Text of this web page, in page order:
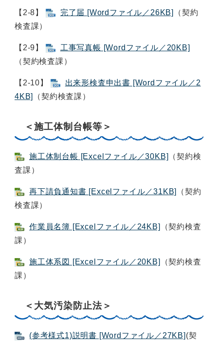
【2-8】 完了届 [Wordファイル／26KB]
（契約
検査課）
【2-9】
工事写真帳 [Wordファイル／20KB]
（契約検査課）
【2-10】
出来形検査申出書 [Wordファイル／2
4KB]
（契約検査課）
＜施工体制台帳等＞
施工体制台帳 [Excelファイル／30KB]
（契約検
査課）
再下請負通知書 [Excelファイル／31KB]
（契約
検査課）
作業員名簿 [Excelファイル／24KB]
（契約検査
課）
施工体系図 [Excelファイル／20KB]
（契約検査
課）
＜大気汚染防止法＞
(参考様式1)説明書 [Wordファイル／27KB] (契